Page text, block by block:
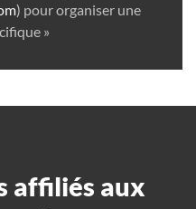
) pour organiser une
»
affiliés aux